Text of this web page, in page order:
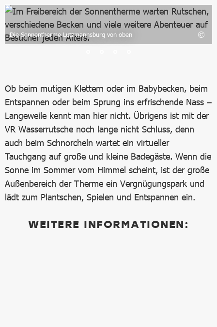
Die Sonnentherme Lutzmannsburg von oben
Ob beim mutigen Klettern oder im Babybecken, beim
Entspannen oder beim Sprung ins erfrischende Nass –
Langeweile kennt man hier nicht. Übrigens ist mit der
VR Wasserrutsche noch lange nicht Schluss, denn
auch beim Schnorcheln wartet ein virtueller
Tauchgang auf große und kleine Badegäste. Wenn die
Sonne im Sommer vom Himmel scheint, ist der große
Außenbereich der Therme ein Vergnügungspark und
lädt zum Plantschen, Spielen und Entspannen ein.
WEITERE INFORMATIONEN: